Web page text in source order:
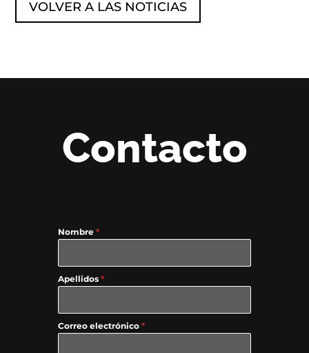
VOLVER A LAS NOTICIAS
Contacto
Nombre*
Apellidos*
Correo electrónico*